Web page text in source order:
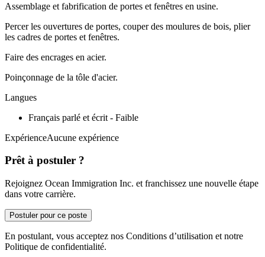
Assemblage et fabrification de portes et fenêtres en usine.
Percer les ouvertures de portes, couper des moulures de bois, plier
les cadres de portes et fenêtres.
Faire des encrages en acier.
Poinçonnage de la tôle d'acier.
Langues
Français parlé et écrit - Faible
ExpérienceAucune expérience
Prêt à postuler ?
Rejoignez Ocean Immigration Inc. et franchissez une nouvelle étape
dans votre carrière.
Postuler pour ce poste
En postulant, vous acceptez nos Conditions d’utilisation et notre
Politique de confidentialité.